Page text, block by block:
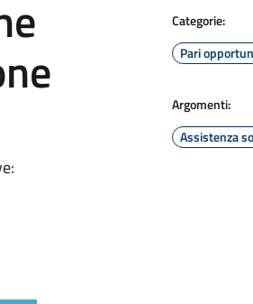
Categorie:
Pari
Argomenti:
Assistenza